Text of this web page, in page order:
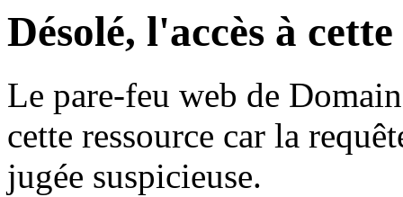
Désolé, l'accès à
Le pare-feu web de
cette ressource car la
jugée suspicieuse.